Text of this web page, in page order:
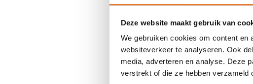
Deze website maakt gebruik van
We gebruiken cookies om content en
websiteverkeer te analyseren. Ook
media, adverteren en analyse. Deze
verstrekt of die ze hebben
Hangslot gelijksluitend
20mm - 2 delig
5,95
Nog niet gewaardeerd
OP VOORRAAD